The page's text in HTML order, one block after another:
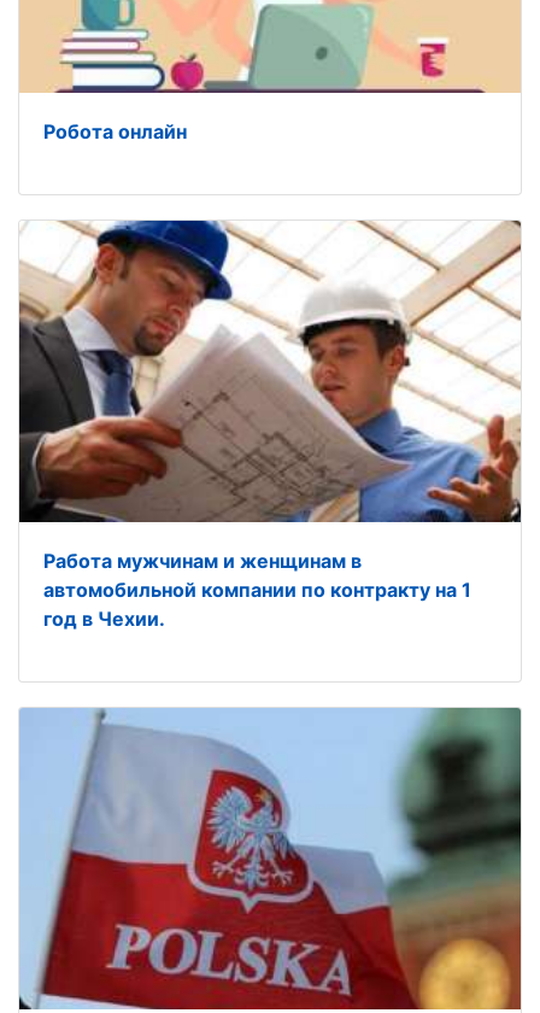
Робота онлайн
Работа мужчинам и женщинам в
автомобильной компании по контракту на 1
год в Чехии.